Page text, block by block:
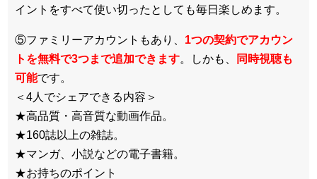
イントをすべて使い切ったとしても毎日楽しめます。
⑤ファミリーアカウントもあり、 1つの契約でアカウン
トを無料で3つまで追加できます。しかも、
同時視聴も
可能です。
＜4人でシェアできる内容＞
★高品質・高音質な動画作品。
★160誌以上の雑誌。
★マンガ、小説などの電子書籍。
★お持ちのポイント